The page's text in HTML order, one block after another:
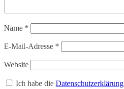
Name *
E-Mail-Adresse *
Website
Ich habe die Datenschutzerklärung